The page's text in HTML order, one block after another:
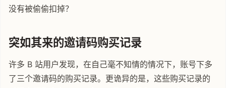
没有被偷偷扣掉？
突如其来的邀请码购买记录
许多 B 站用户发现，在自己毫不知情的情况下，账号下多
了三个邀请码的购买记录。更诡异的是，这些购买记录的